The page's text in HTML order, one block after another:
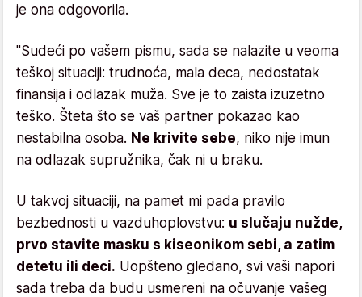
je ona odgovorila.
"Sudeći po vašem pismu, sada se nalazite u veoma
teškoj situaciji: trudnoća, mala deca, nedostatak
finansija i odlazak muža. Sve je to zaista izuzetno
teško. Šteta što se vaš partner pokazao kao
nestabilna osoba. Ne krivite sebe, niko nije imun
na odlazak supružnika, čak ni u braku.
U takvoj situaciji, na pamet mi pada pravilo
bezbednosti u vazduhoplovstvu: u slučaju nužde,
prvo stavite masku s kiseonikom sebi, a zatim
detetu ili deci. Uopšteno gledano, svi vaši napori
sada treba da budu usmereni na očuvanje vašeg